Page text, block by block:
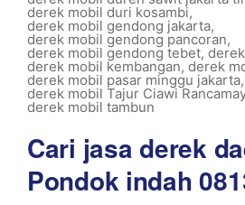
derek mobil duri kosambi,
derek mobil gendong jakarta,
derek mobil gendong pancoran,
derek mobil gendong tebet,
derek mobil kembangan, derek
derek mobil pasar minggu jakarta,
derek mobil Tajur Ciawi
derek mobil tambun
Cari jasa derek
Pondok indah